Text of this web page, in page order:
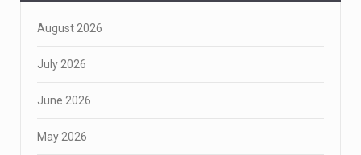
August 2026
July 2026
June 2026
May 2026